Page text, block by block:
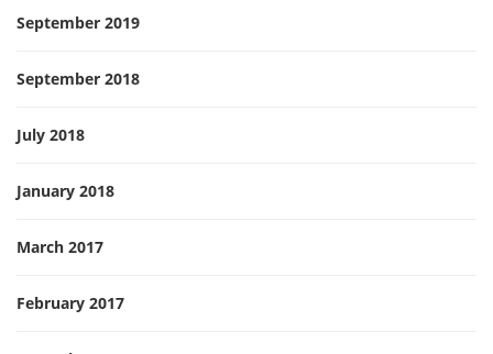
September 2019
September 2018
July 2018
January 2018
March 2017
February 2017